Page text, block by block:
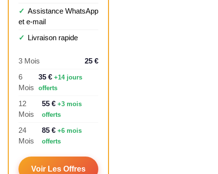
Assistance WhatsApp
et e-mail
Livraison rapide
3 Mois
25 €
6
Mois
35 € +14 jours
offerts
12
Mois
55 €+3 mois
offerts
24
Mois
85 €+6 mois
offerts
Voir Les Offres